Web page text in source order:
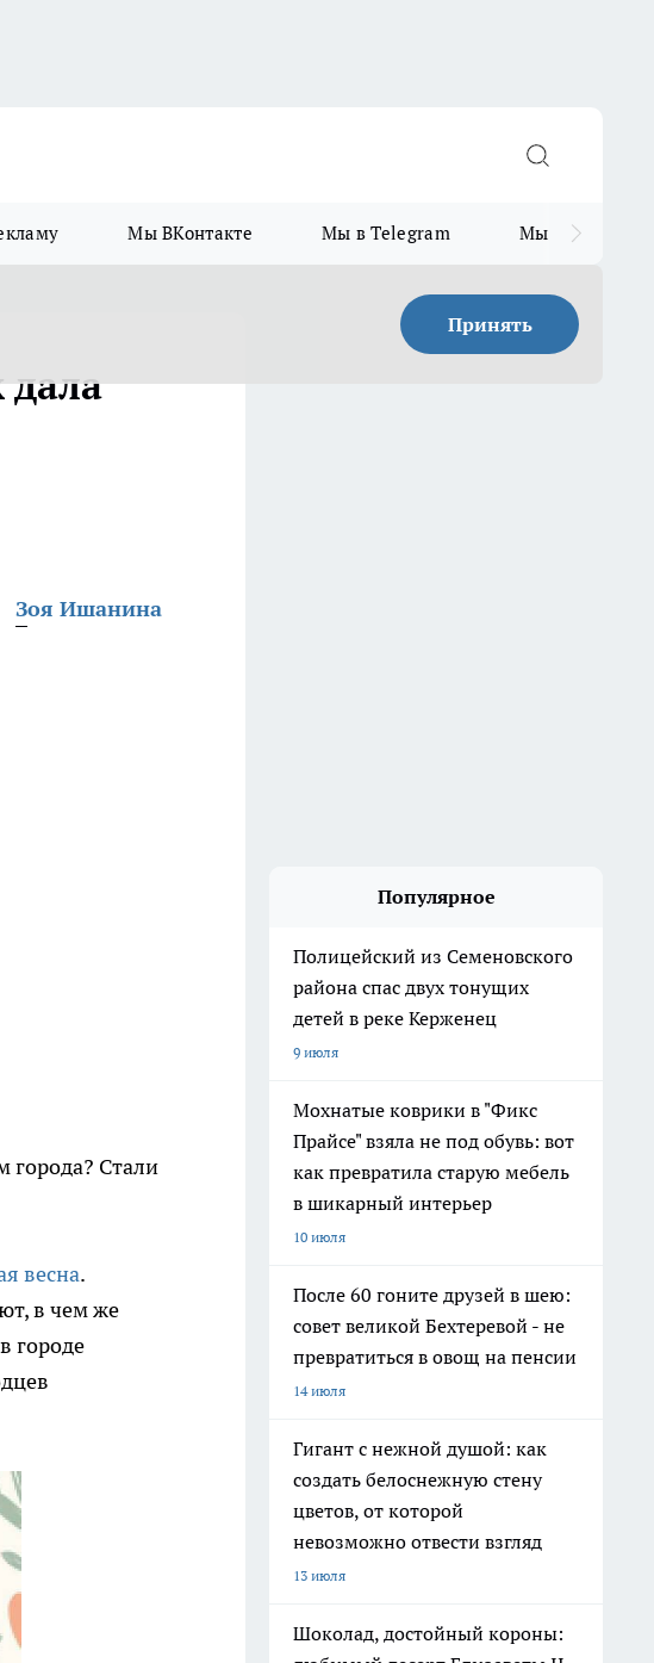
Мы ВКонтакте Мы в Telegram Мы в MAX
Принять
Зоя Ишанина
города? Стали
весна.
в чем же
городе
Популярное
Полицейский из Семеновского
района спас двух тонущих
детей в реке Керженец
9 июля
Мохнатые коврики в "Фикс
Прайсе" взяла не под обувь: вот
как превратила старую мебель
в шикарный интерьер
10 июля
После 60 гоните друзей в шею:
совет великой Бехтеревой - не
превратиться в овощ на пенсии
14 июля
Гигант с нежной душой: как
создать белоснежную стену
цветов, от которой
невозможно отвести взгляд
13 июля
Шоколад, достойный короны: